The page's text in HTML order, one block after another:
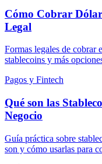
Cómo Cobrar
Legal
Formas legales de cobrar
stablecoins y más
Pagos y Fintech
Qué son las
Negocio
Guía práctica sobre
son y cómo usarlas para